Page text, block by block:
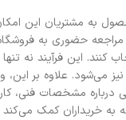
به مشتریان این
مراجعه حضوری به
کنند. این فرآیند نه
می‌شود. علاوه بر این،
درباره مشخصات فنی،
به خریداران کمک می‌کند